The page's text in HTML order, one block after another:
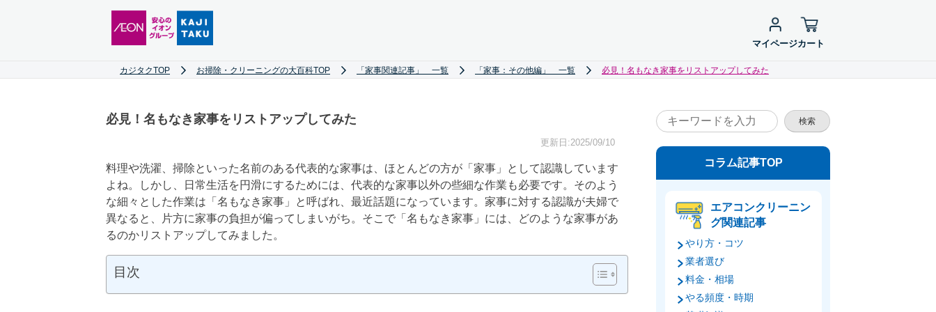
マイページカート
カジタクTOP お掃除・クリーニングの大百科TOP 「家事関連記事」 一覧 「家事：その他編」 一覧 必見！名もなき家事をリストアップしてみた
必見！名もなき家事をリストアップしてみた
更新日:2025/09/10
料理や洗濯、掃除といった名前のある代表的な家事は、ほとんどの方が「家事」として認識しています
よね。しかし、日常生活を円滑にするためには、代表的な家事以外の些細な作業も必要です。そのよう
な細々とした作業は「名もなき家事」と呼ばれ、最近話題になっています。家事に対する認識が夫婦で
異なると、片方に家事の負担が偏ってしまいがち。そこで「名もなき家事」には、どのような家事があ
るのかリストアップしてみました。
目次
検索
コラム記事TOP
エアコンクリーニン
グ関連記事
やり方・コツ
業者選び
料金・相場
やる頻度・時期